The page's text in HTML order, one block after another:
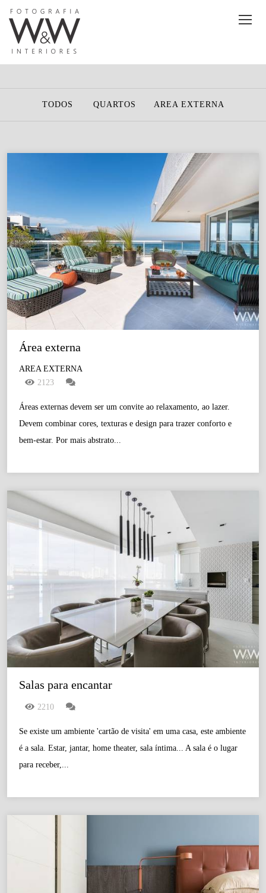
TODOS QUARTOS AREA EXTERNA
Área externa
AREA EXTERNA
2123
Áreas externas devem ser um convite ao relaxamento, ao lazer.
Devem combinar cores, texturas e design para trazer conforto e
bem-estar. Por mais abstrato...
Salas para encantar
2210
Se existe um ambiente 'cartão de visita' em uma casa, este ambiente
é a sala. Estar, jantar, home theater, sala íntima... A sala é o lugar
para receber,...